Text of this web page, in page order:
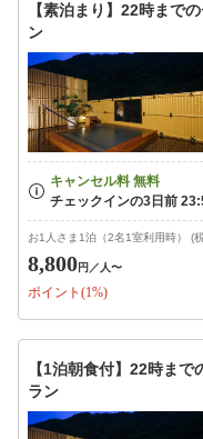
【素泊まり】22時まで
ン
お1人さま1泊（2名1室利用時） (
8,800円 ／人〜
ポイント(1%)
【1泊朝食付】22時ま
ラン